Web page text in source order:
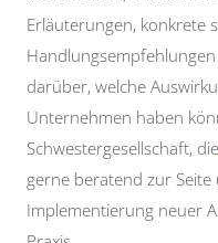
Erläuterungen, konkrete
darüber, welche
Unternehmen haben
Schwestergesellschaft, die
gerne beratend zur
Implementierung neuer